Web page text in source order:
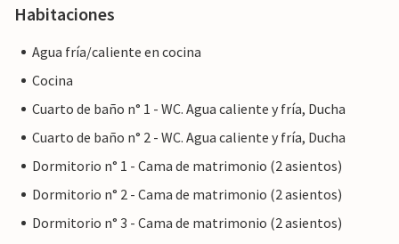
proporcionaremos el mismo nivel de servicio al cliente y su
propietario profesional.
Habitaciones
Agua fría/caliente en cocina
Cocina
Cuarto de baño n° 1 - WC. Agua caliente y fría, Ducha
Cuarto de baño n° 2 - WC. Agua caliente y fría, Ducha
Dormitorio n° 1 - Cama de matrimonio (2 asientos)
Dormitorio n° 2 - Cama de matrimonio (2 asientos)
Dormitorio n° 3 - Cama de matrimonio (2 asientos)